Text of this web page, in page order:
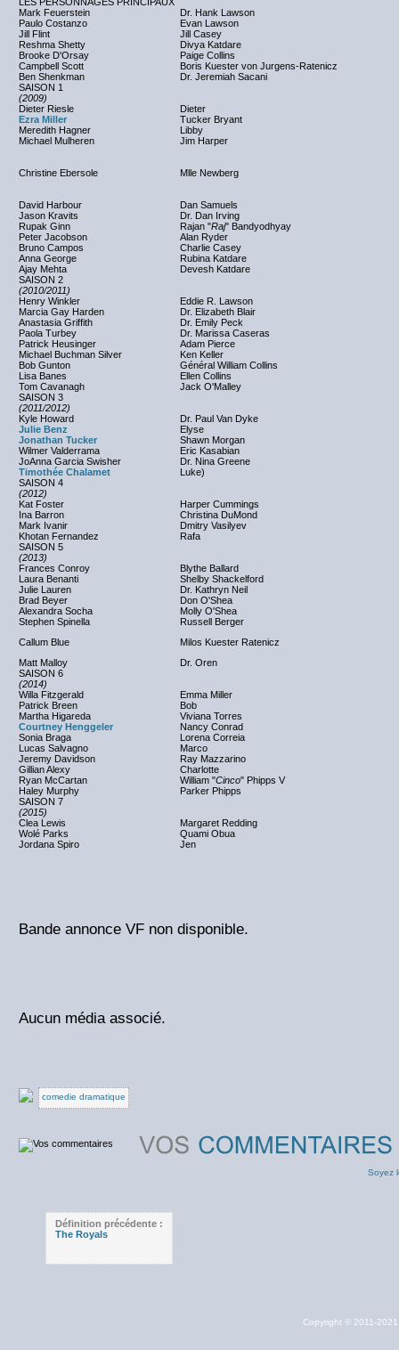
Mark Feuerstein
Dr. Hank Lawson
Paulo Costanzo
Evan Lawson
Jill Flint
Jill Casey
Reshma Shetty
Divya Katdare
Brooke D'Orsay
Paige Collins
Campbell Scott
Boris Kuester von Jurgens-Ratenicz
Ben Shenkman
Dr. Jeremiah Sacani
SAISON 1
(2009)
Dieter Riesle
Dieter
Ezra Miller
Tucker Bryant
Meredith Hagner
Libby
Michael Mulheren
Jim Harper
Christine Ebersole Mlle Newberg
David Harbour
Dan Samuels
Jason Kravits
Dr. Dan Irving
Rupak Ginn
Rajan "Raj" Bandyodhyay
Peter Jacobson
Alan Ryder
Bruno Campos
Charlie Casey
Anna George
Rubina Katdare
Ajay Mehta
Devesh Katdare
SAISON 2
(2010/2011)
Henry Winkler
Eddie R. Lawson
Marcia Gay Harden
Dr. Elizabeth Blair
Anastasia Griffith
Dr. Emily Peck
Paola Turbey
Dr. Marissa Caseras
Patrick Heusinger
Adam Pierce
Michael Buchman Silver
Ken Keller
Bob Gunton
Général William Collins
Lisa Banes
Ellen Collins
Tom Cavanagh
Jack O'Malley
SAISON 3
(2011/2012)
Kyle Howard
Dr. Paul Van Dyke
Julie Benz
Elyse
Jonathan Tucker
Shawn Morgan
Wilmer Valderrama
Eric Kasabian
JoAnna Garcia Swisher
Dr. Nina Greene
Timothée Chalamet
Luke)
SAISON 4
(2012)
Kat Foster
Harper Cummings
Ina Barron
Christina DuMond
Mark Ivanir
Dmitry Vasilyev
Khotan Fernandez
Rafa
SAISON 5
(2013)
Frances Conroy
Blythe Ballard
Laura Benanti
Shelby Shackelford
Julie Lauren
Dr. Kathryn Neil
Brad Beyer
Don O'Shea
Alexandra Socha
Molly O'Shea
Stephen Spinella
Russell Berger
Callum Blue
Milos Kuester Ratenicz
Matt Malloy
Dr. Oren
SAISON 6
(2014)
Willa Fitzgerald
Emma Miller
Patrick Breen
Bob
Martha Higareda
Viviana Torres
Courtney Henggeler
Nancy Conrad
Sonia Braga
Lorena Correia
Lucas Salvagno
Marco
Jeremy Davidson
Ray Mazzarino
Gillian Alexy
Charlotte
Ryan McCartan
William "Cinco" Phipps V
Haley Murphy
Parker Phipps
SAISON 7
(2015)
Clea Lewis
Margaret Redding
Wolé Parks
Quami Obua
Jordana Spiro
Jen
Bande annonce VF non disponible.
Aucun média associé.
comedie dramatique
Soyez
Définition précédente :
The Royals
Copyright © 2011-